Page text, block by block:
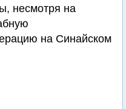
несмотря на
на Синайском